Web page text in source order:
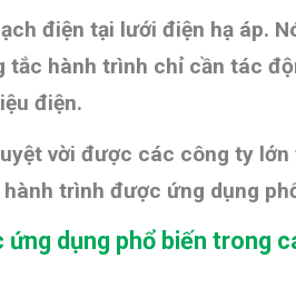
điện tại lưới điện hạ áp.
hành trình chỉ cần tác
điện.
vời được các công ty
trình được ứng dụng
dụng phổ biến trong